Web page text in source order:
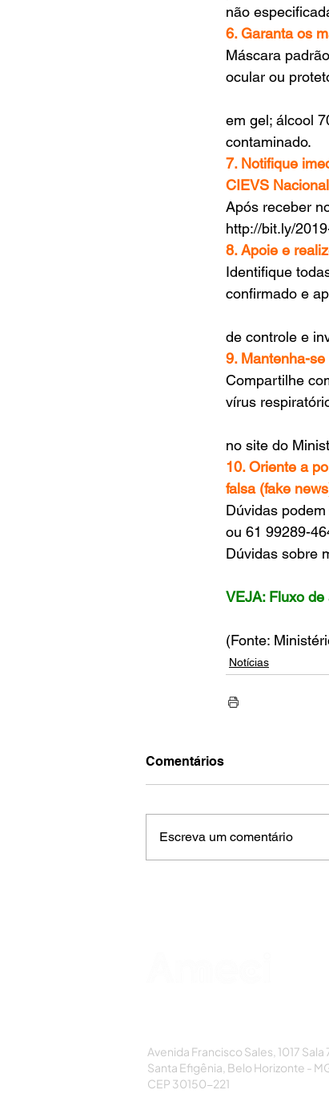
não
6. Garanta os
Máscara
ocular ou
em gel; álcool
contaminado.
7. Notifique
CIEVS Nacional
Após receber
http://bit.ly/
8. Apoie e
Identifique
confirmado e
de controle e
9. Mantenha-
Compartilhe
vírus
no site do
10. Oriente a
falsa (fake
Dúvidas
ou 61 99289-
Dúvidas sobre
VEJA: Fluxo
(Fonte:
Notícias
Comentários
Escreva um comentário
Avenida Francisco Sales, 1017 Sala
Santa Efigênia, Belo Horizonte -
CEP 30150-221